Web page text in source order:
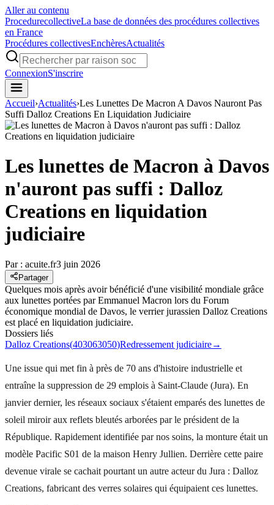
Aller au contenu
ProcedurecollectiveLa base de données des procédures collectives
en France
Procédures collectivesEnchèresActualités
ConnexionS'inscrire
Accueil›Actualités›Les Lunettes De Macron A Davos Nauront Pas
Suffi Dalloz Creations En Liquidation Judiciaire
Les lunettes de Macron à Davos
n'auront pas suffi : Dalloz
Creations en liquidation
judiciaire
Par : acuite.fr3 juin 2026
Partager
Quelques mois après avoir bénéficié d'une visibilité mondiale grâce
aux lunettes portées par Emmanuel Macron lors du Forum
économique mondial de Davos, le verrier jurassien Dalloz Creations
est placé en liquidation judiciaire.
Dossiers liés
Dalloz Creations(403063050)Redressement judiciaire→
Une issue qui met fin à près de 70 ans d'histoire industrielle et
entraîne la suppression de 29 emplois à Saint-Claude (Jura). En
janvier dernier, les réseaux sociaux s'étaient emparés des lunettes de
soleil miroir aux reflets bleutés arborées par le président de la
République. Rapidement identifiée par nos soins, la monture était un
modèle Pacific S01 de la maison Henry Jullien. Derrière cette paire
devenue virale se cachait pourtant un autre acteur du Jura : Dalloz
Creations, fabricant des verres solaires qui équipaient ces lunettes.